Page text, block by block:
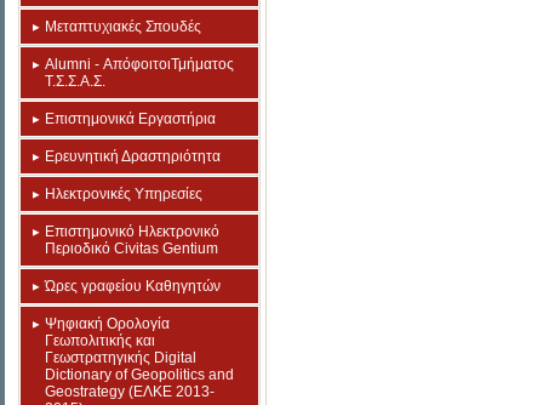
Μεταπτυχιακές Σπουδές
Alumni - ΑπόφοιτοιΤμήματος
Τ.Σ.Σ.Α.Σ.
Επιστημονικά Εργαστήρια
Eρευνητική Δραστηριότητα
Ηλεκτρονικές Υπηρεσίες
Επιστημονικό Ηλεκτρονικό
Περιοδικό Civitas Gentium
Ώρες γραφείου Καθηγητών
Ψηφιακή Ορολογία
Γεωπολιτικής και
Γεωστρατηγικής Digital
Dictionary of Geopolitics and
Geostrategy (ΕΛΚΕ 2013-